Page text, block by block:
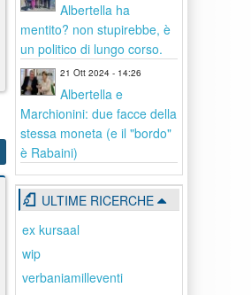
Albertella ha
mentito? non stupirebbe, è
un politico di lungo corso.
21 Ott 2024 - 14:26
Albertella e
Marchionini: due facce della
stessa moneta (e il "bordo"
è Rabaini)
ULTIME RICERCHE
ex kursaal
wip
verbaniamilleventi